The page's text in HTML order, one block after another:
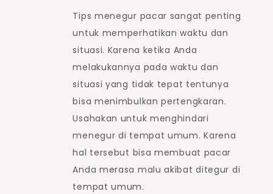
Tips menegur pacar sangat penting
untuk memperhatikan waktu dan
situasi. Karena ketika Anda
melakukannya pada waktu dan
situasi yang tidak tepat tentunya
bisa menimbulkan pertengkaran.
Usahakan untuk menghindari
menegur di tempat umum. Karena
hal tersebut bisa membuat pacar
Anda merasa malu akibat ditegur di
tempat umum.